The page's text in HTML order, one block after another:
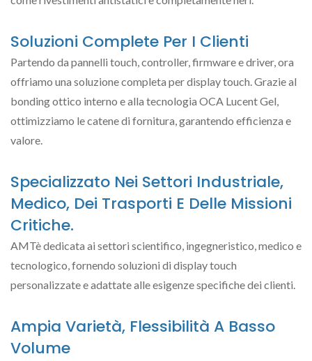
Soluzioni Complete Per I Clienti
Partendo da pannelli touch, controller, firmware e driver, ora
offriamo una soluzione completa per display touch. Grazie al
bonding ottico interno e alla tecnologia OCA Lucent Gel,
ottimizziamo le catene di fornitura, garantendo efficienza e
valore.
Specializzato Nei Settori Industriale,
Medico, Dei Trasporti E Delle Missioni
Critiche.
AMTè dedicata ai settori scientifico, ingegneristico, medico e
tecnologico, fornendo soluzioni di display touch
personalizzate e adattate alle esigenze specifiche dei clienti.
Ampia Varietà, Flessibilità A Basso
Volume